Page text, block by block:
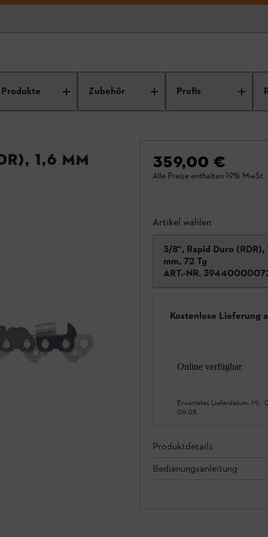
Produkte Zubehör Profis
1,6 mm 359,00 €
Alle Preise enthalten 19% MwSt.
Artikel wählen
3/8“, Rapid Duro (RDR),
mm, 72 Tg
ART.-NR.
Kostenlose Lieferung
Online verfügbar
Erwartetes Lieferdatum: Mi.,
06.08.
Produktdetails
Bedienungsanleitung